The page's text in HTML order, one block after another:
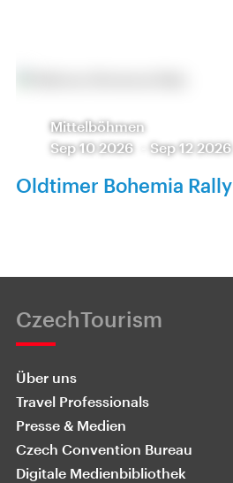
Mittelböhmen
Sep 10 2026
Sep 12 2026
Oldtimer Bohemia Rally
CzechTourism
Über uns
Travel Professionals
Presse & Medien
Czech Convention Bureau
Digitale Medienbibliothek